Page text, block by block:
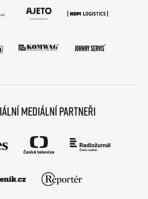
mediální partneři